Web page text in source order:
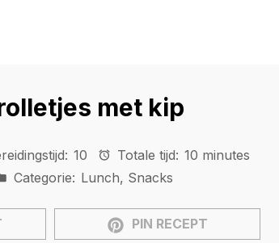
met kip
10 Totale tijd: 10 minutes
Categorie: Lunch, Snacks
PIN RECEPT